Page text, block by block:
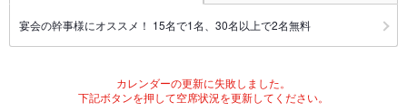
宴会の幹事様にオススメ！ 15名で1名、30名以上で2名無料
カレンダーの更新に失敗しました。
下記ボタンを押して空席状況を更新してください。